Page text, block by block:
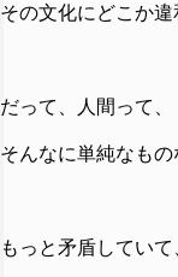
その文化にどこか違
だって、人間って、
そんなに単純なもの
もっと矛盾していて